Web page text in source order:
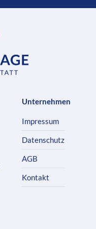
Unternehmen
Impressum
Datenschutz
AGB
Kontakt